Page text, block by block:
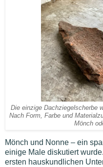
Die einzige Dachziegelscherbe
Nach Form, Farbe und
Mönch
Mönch und Nonne – ein
einige Male diskutiert
ersten hauskundlichen